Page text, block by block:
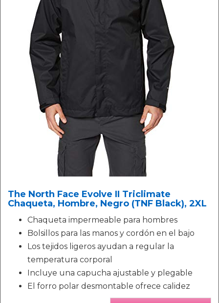
The North Face Evolve II Triclimate
Chaqueta, Hombre, Negro (TNF Black), 2XL
Chaqueta impermeable para hombres
Bolsillos para las manos y cordón en el bajo
Los tejidos ligeros ayudan a regular la
temperatura corporal
Incluye una capucha ajustable y plegable
El forro polar desmontable ofrece calidez